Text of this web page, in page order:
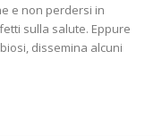
e non perdersi in
sulla salute. Eppure
dissemina alcuni